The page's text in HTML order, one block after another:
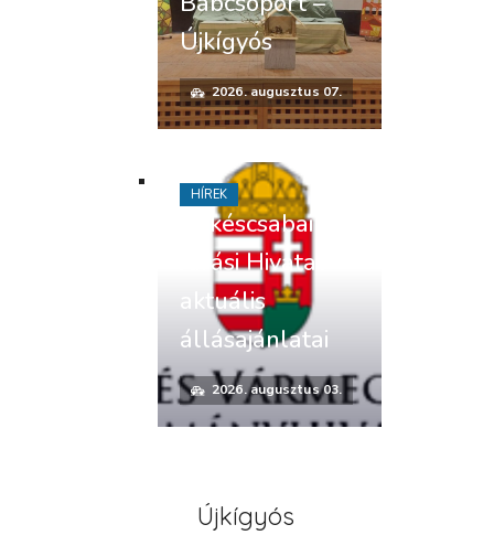
Újkígyós
2026. augusztus 07.
Békéscsabai
Járási Hivatal
aktuális
állásajánlatai
2026. augusztus 03.
HÍREK
Újkígyós